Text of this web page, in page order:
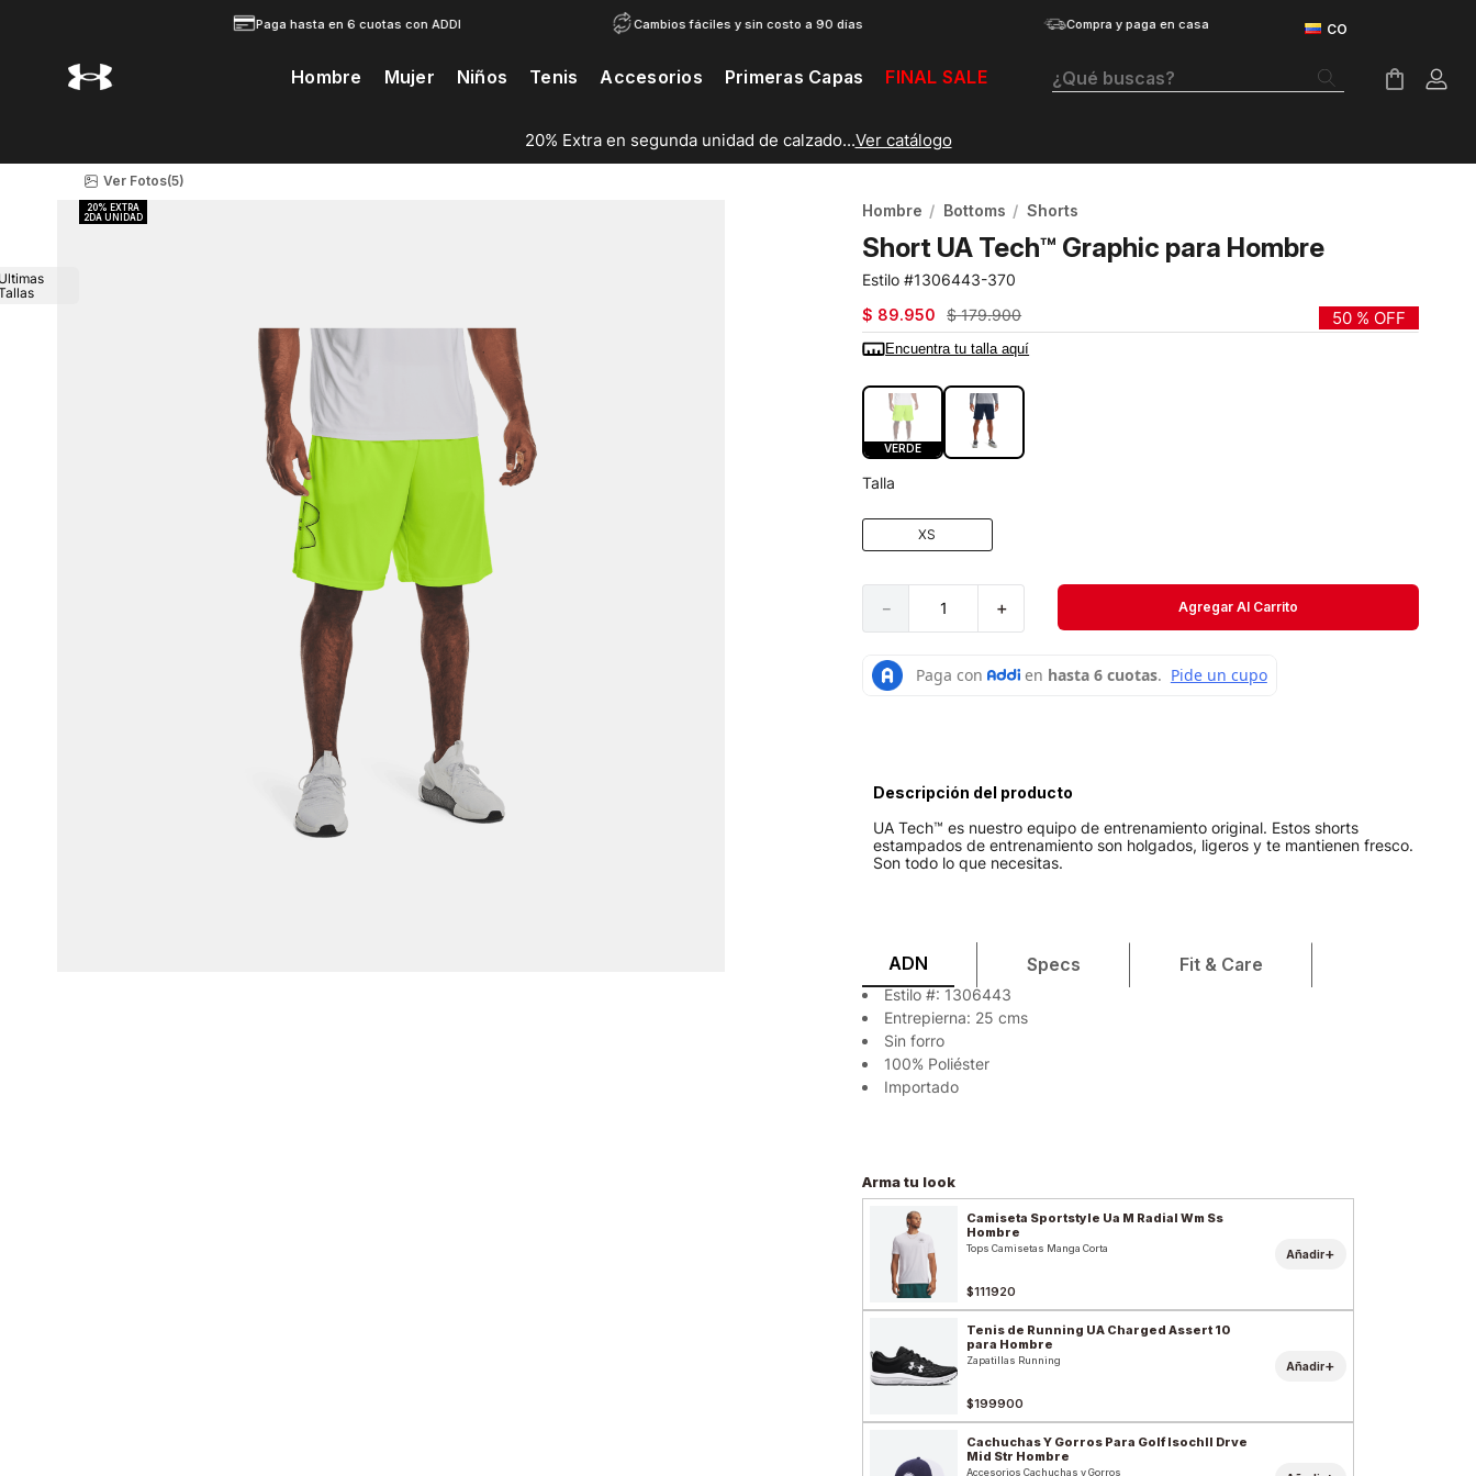
Paga hasta en 6 cuotas con ADDI Cambios fáciles y sin costo a 90 días Compra y paga en casa
Hombre Mujer Niños Tenis Accesorios Primeras Capas FINAL SALE ¿Qué buscas?
20% Extra en segunda unidad de calzado...Ver catálogo
Ver Fotos(5)
Hombre Bottoms Shorts
Short UA Tech™ Graphic para Hombre
1306443-370
$ 89.950 $ 179.900 50 % OFF
Encuentra tu talla aquí
VERDE
Talla
XS
＋
－ Agregar Al Carrito
Descripción del producto
UA Tech™ es nuestro equipo de entrenamiento original. Estos shorts
estampados de entrenamiento son holgados, ligeros y te mantienen fresco.
Son todo lo que necesitas.
ADN Specs Fit & Care
Estilo #: 1306443
Entrepierna: 25 cms
Sin forro
100% Poliéster
Importado
Arma tu look
Camiseta Sportstyle Ua M Radial Wm Ss
Hombre
Tops Camisetas Manga Corta
$111920
Añadir+
Tenis de Running UA Charged Assert 10
para Hombre
Zapatillas Running
$199900
Añadir+
Cachuchas Y Gorros Para Golf Isochll Drve
Mid Str Hombre
Accesorios Cachuchas y Gorros
Botas
Tenis Mujer
Tenis Hombre
Velociti